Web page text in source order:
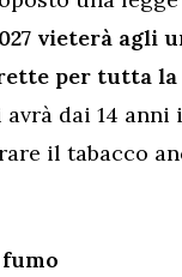
vieterà agli
per tutta
dai 14 anni
il tabacco
fumo